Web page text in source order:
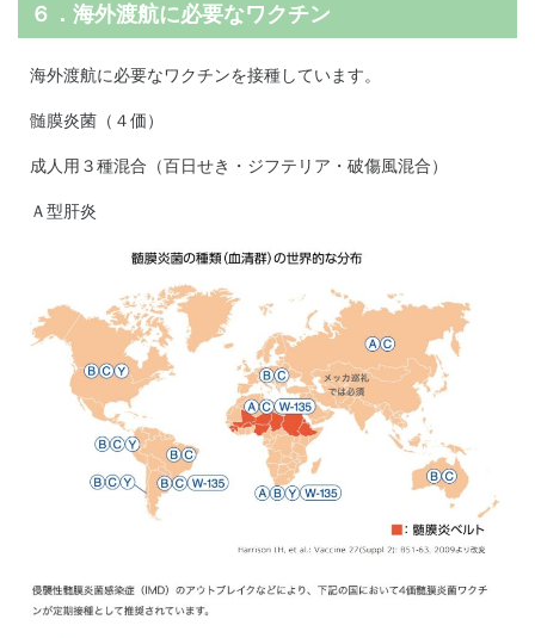
６．海外渡航に必要なワクチン
海外渡航に必要なワクチンを接種しています。
髄膜炎菌（４価）
成人用３種混合（百日せき・ジフテリア・破傷風混合）
Ａ型肝炎